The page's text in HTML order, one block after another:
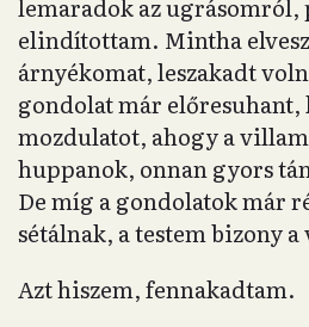
lemaradok az ugrásomról,
elindítottam. Mintha
árnyékomat, leszakadt
gondolat már előresuhant,
mozdulatot, ahogy a
huppanok, onnan gyors
De míg a gondolatok már
sétálnak, a testem bizony
Azt hiszem, fennakadtam.